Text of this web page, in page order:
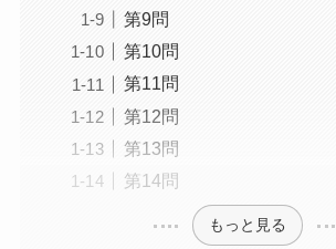
第9問
第10問
第11問
第12問
第13問
第14問
もっと見る